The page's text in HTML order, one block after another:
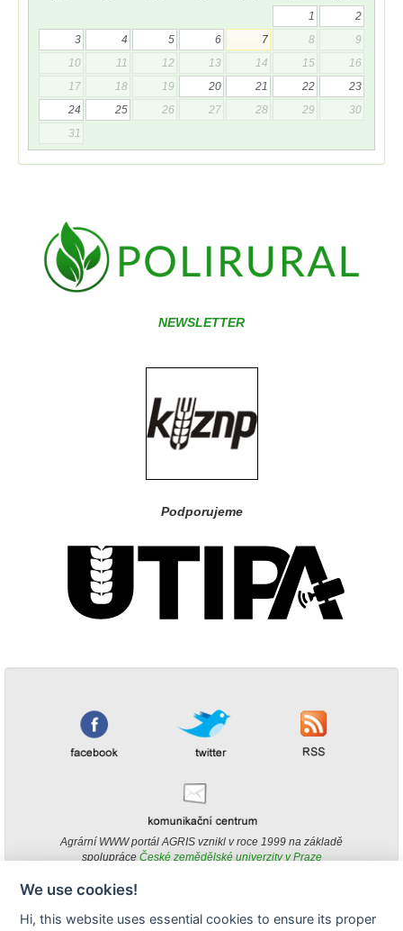
1
2
3
4 5 6 7 8
9
10
11 12 13 14 15
16
17
18 19 20 21 22
23
24
25 26 27 28 29
30
31
NEWSLETTER
Podporujeme
Agrární WWW portál AGRIS vznikl v roce 1999 na základě
spolupráce České zemědělské univerzity v Praze
obsahu agrárního WWW portálu AGRIS je možné
We use cookies!
Hi, this website uses essential cookies to ensure its proper